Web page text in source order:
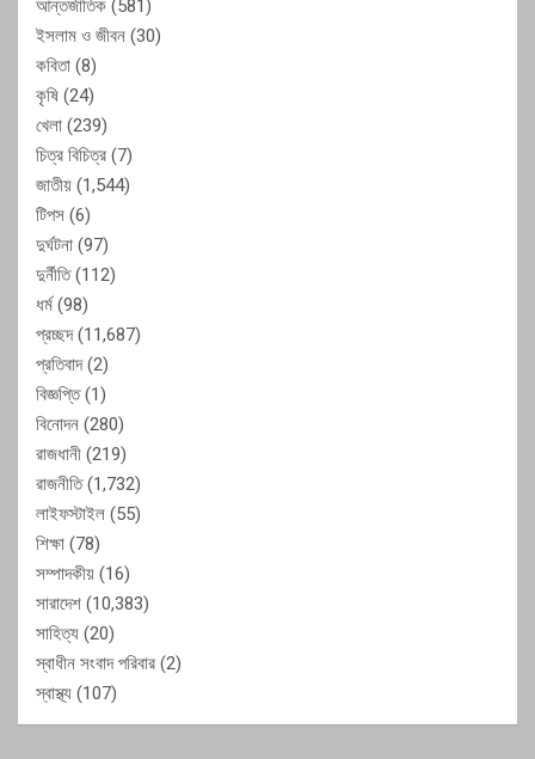
আন্তর্জাতিক (581)
ইসলাম ও জীবন (30)
কবিতা (8)
কৃষি (24)
খেলা (239)
চিত্র বিচিত্র (7)
জাতীয় (1,544)
টিপস (6)
দুর্ঘটনা (97)
দুর্নীতি(112)
ধর্ম (98)
প্রচ্ছদ(11,687)
প্রতিবাদ(2)
বিজ্ঞপ্তি(1)
বিনোদন (280)
রাজধানী (219)
রাজনীতি(1,732)
লাইফস্টাইল (55)
শিক্ষা (78)
সম্পাদকীয় (16)
সারাদেশ (10,383)
সাহিত্য (20)
স্বাধীন সংবাদ পরিবার (2)
স্বাস্থ্য (107)